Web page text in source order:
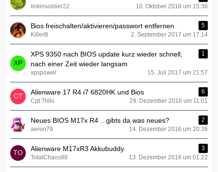
linkinsoldier22
10. Oktober 2018 um 15:36
Bios freischalten/aktivieren/passwort entfernen
5
KillerB
2. September 2017 um 17:14
XPS 9350 nach BIOS update kurz wieder schnell,
nach einer Zeit wieder langsam
1
xpspower 15. Juli 2017 um 21:57
Alienware 17 R4 i7 6820HK und Bios
6
Cpt Thilo
29. Dezember 2016 um 11:01
Neues BIOS M17x R4 ...gibts da was neues?
2
aeron79
14. Dezember 2016 um 20:38
Alienware M17xR3 Akkubuddy
3
TotalChaos88
13. Dezember 2016 um 01:22